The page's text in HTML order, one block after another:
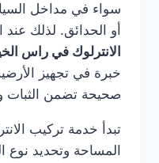
سواء في مداخل
أو الحدائق. لذلك
الانترلوك في راس
خبرة في تجهيز
صحيحة تضمن الثبات
تبدأ خدمة تركيب
المساحة وتحديد